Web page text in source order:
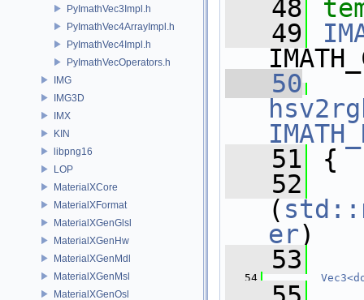
PyImathVec3Impl.h
PyImathVec4ArrayImpl.h
PyImathVec4Impl.h
PyImathVecOperators.h
IMG
IMG3D
IMX
KIN
libpng16
LOP
MaterialXCore
MaterialXFormat
MaterialXGenGlsl
MaterialXGenHw
MaterialXGenMdl
MaterialXGenMsl
MaterialXGenOsl
   48
   49
   50
   51
{
   52
(
er)
   53
   54